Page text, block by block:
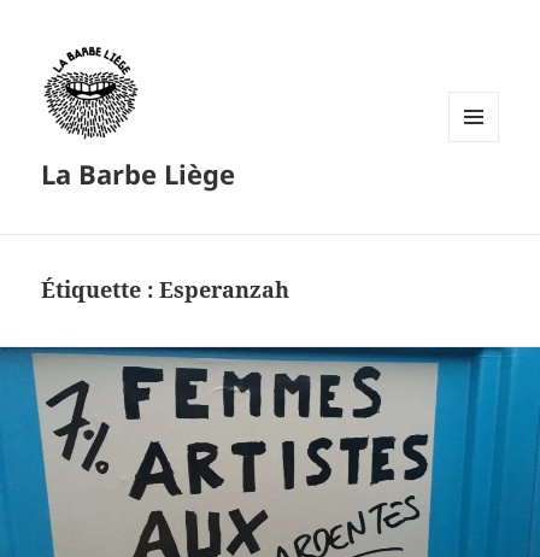
La Barbe Liège
Étiquette :Esperanzah